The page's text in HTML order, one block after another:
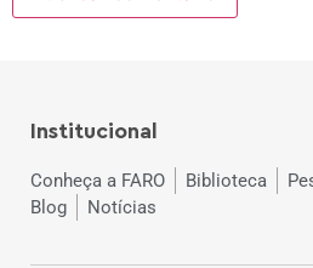
Institucional
Conheça a FARO Biblioteca
Blog
Notícias